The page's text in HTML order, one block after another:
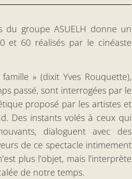
du groupe ASUELH donne un
et 60 réalisés par le cinéaste
» (dixit Yves Rouquette),
passé, sont interrogées par le
proposé par les artistes et
Des instants volés à ceux qui
dialoguent avec des
de ce spectacle intimement
plus l’objet, mais l’interprète
de notre temps.